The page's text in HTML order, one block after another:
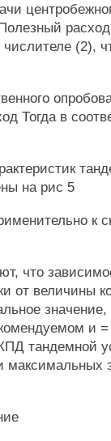
(2),
Тогда в
на рис 5
к
что
от величины
и =
тандемной
максимальных